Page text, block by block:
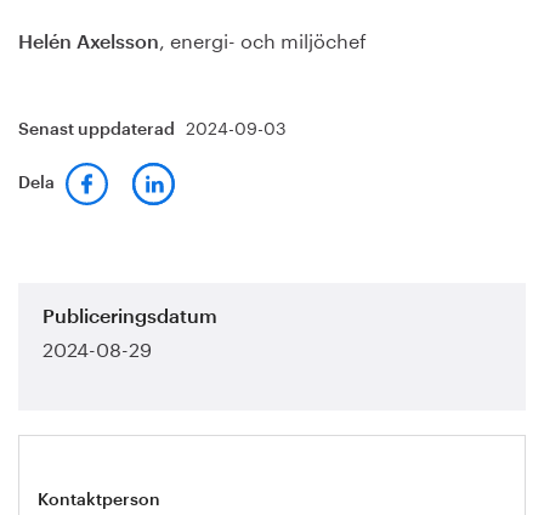
Helén Axelsson , energi- och miljöchef
Senast uppdaterad 2024-09-03
Dela
Publiceringsdatum
2024-08-29
Kontaktperson